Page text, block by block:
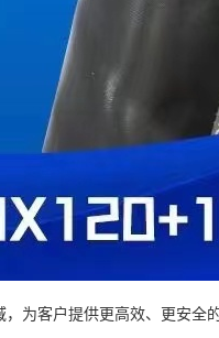
为客户提供更高效、更安全